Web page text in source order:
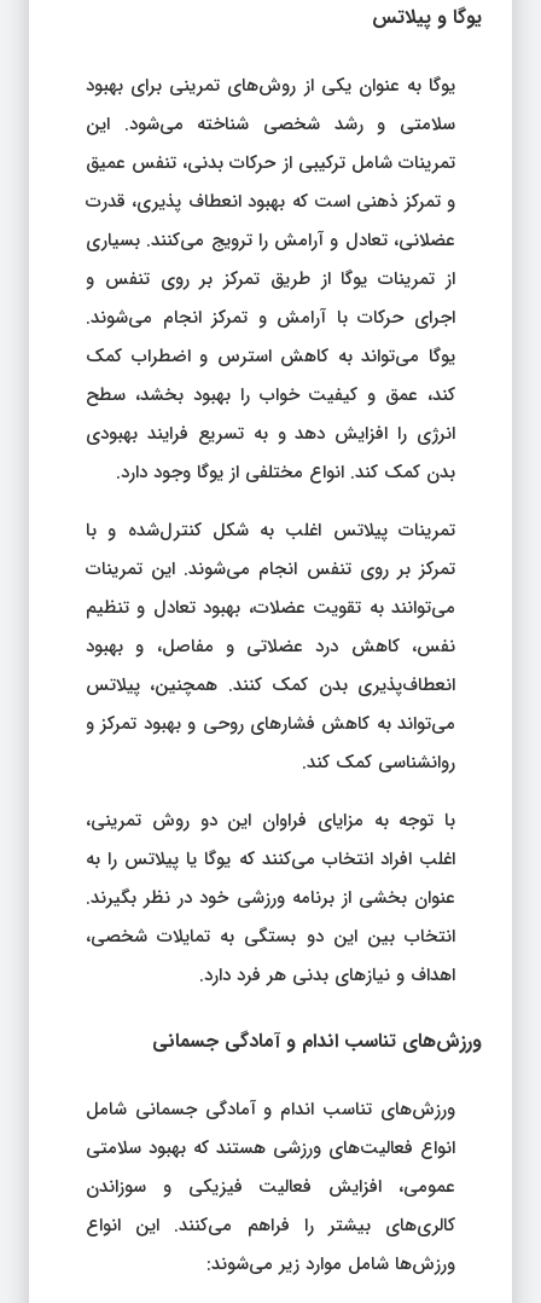
یوگا و پیلاتس
یوگا به عنوان یکی از روش‌های تمرینی برای بهبود
سلامتی و رشد شخصی شناخته می‌شود. این
تمرینات شامل ترکیبی از حرکات بدنی، تنفس عمیق
و تمرکز ذهنی است که بهبود انعطاف پذیری، قدرت
عضلانی، تعادل و آرامش را ترویج می‌کنند. بسیاری
از تمرینات یوگا از طریق تمرکز بر روی تنفس و
اجرای حرکات با آرامش و تمرکز انجام می‌شوند.
یوگا می‌تواند به کاهش استرس و اضطراب کمک
کند، عمق و کیفیت خواب را بهبود بخشد، سطح
انرژی را افزایش دهد و به تسریع فرایند بهبودی
بدن کمک کند. انواع مختلفی از یوگا وجود دارد.
تمرینات پیلاتس اغلب به شکل کنترل‌شده و با
تمرکز بر روی تنفس انجام می‌شوند. این تمرینات
می‌توانند به تقویت عضلات، بهبود تعادل و تنظیم
نفس، کاهش درد عضلاتی و مفاصل، و بهبود
انعطاف‌پذیری بدن کمک کنند. همچنین، پیلاتس
می‌تواند به کاهش فشارهای روحی و بهبود تمرکز و
روانشناسی کمک کند.
با توجه به مزایای فراوان این دو روش تمرینی،
اغلب افراد انتخاب می‌کنند که یوگا یا پیلاتس را به
عنوان بخشی از برنامه ورزشی خود در نظر بگیرند.
انتخاب بین این دو بستگی به تمایلات شخصی،
اهداف و نیازهای بدنی هر فرد دارد.
ورزش‌های تناسب اندام و آمادگی جسمانی
ورزش‌های تناسب اندام و آمادگی جسمانی شامل
انواع فعالیت‌های ورزشی هستند که بهبود سلامتی
عمومی، افزایش فعالیت فیزیکی و سوزاندن
کالری‌های بیشتر را فراهم می‌کنند. این انواع
ورزش‌ها شامل موارد زیر می‌شوند: